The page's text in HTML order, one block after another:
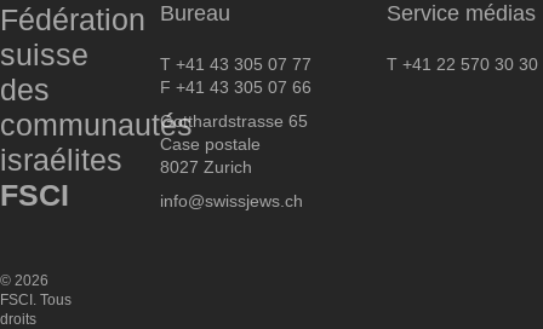
Fédération
suisse
des
communautés
israélites
FSCI
Bureau
T +41 43 305 07 77
F +41 43 305 07 66
Gotthardstrasse 65
Case postale
8027 Zurich
info@swissjews.ch
Service médias
T +41 22 570 30 30
© 2026
FSCI. Tous
droits